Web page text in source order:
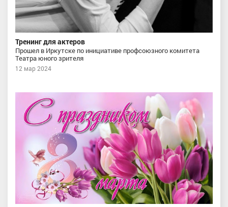
Тренинг для актеров
Прошел в Иркутске по инициативе профсоюзного комитета
Театра юного зрителя
12 мар 2024